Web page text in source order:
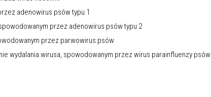
adenowirus psów typu 1
przez adenowirus psów typu 2
przez parwowirus psów
wydalania wirusa, spowodowanym przez wirus parainfluenzy psów